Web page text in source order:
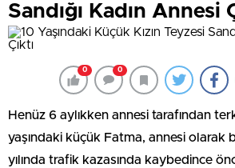
Sandığı Kadın Annesi
0 0
Henüz 6 aylıkken annesi tarafından
yaşındaki küçük Fatma, annesi olarak
yılında trafik kazasında kaybedince